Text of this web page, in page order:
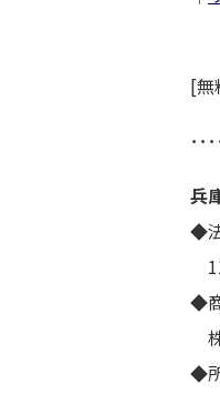
[無
･･
兵
◆
◆
◆